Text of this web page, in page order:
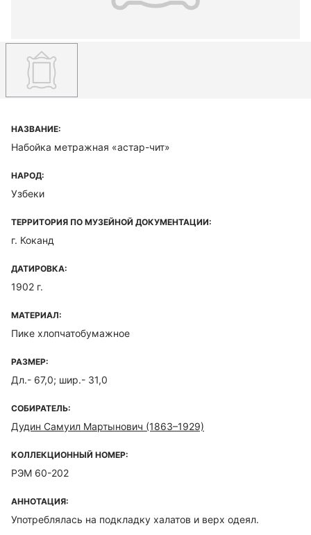
НАЗВАНИЕ:
Набойка метражная «астар-чит»
НАРОД:
Узбеки
ТЕРРИТОРИЯ ПО МУЗЕЙНОЙ ДОКУМЕНТАЦИИ:
г. Коканд
ДАТИРОВКА:
1902 г.
МАТЕРИАЛ:
Пике хлопчатобумажное
РАЗМЕР:
Дл.- 67,0; шир.- 31,0
СОБИРАТЕЛЬ:
Дудин Самуил Мартынович (1863–1929)
КОЛЛЕКЦИОННЫЙ НОМЕР:
РЭМ 60-202
АННОТАЦИЯ:
Употреблялась на подкладку халатов и верх одеял.